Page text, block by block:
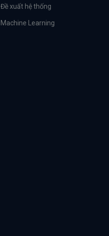
Đề xuất hệ thống
Machine Learning